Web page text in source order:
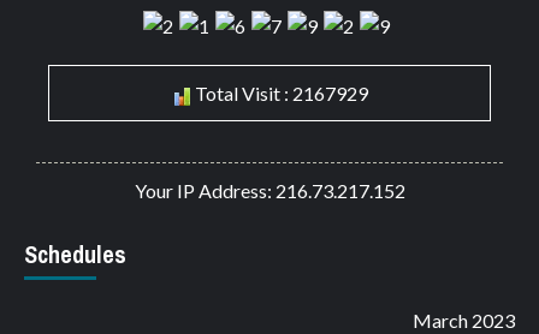
Total Visit : 2167929
Your IP Address: 216.73.217.152
Schedules
March 2023